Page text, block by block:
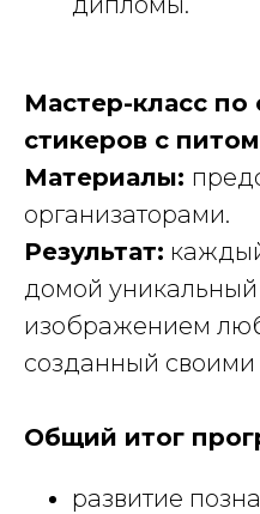
Мастер-класс по
стикеров с
Материалы:
организаторами.
Результат:
домой уникальный
изображением
созданный своими
Общий итог
развитие